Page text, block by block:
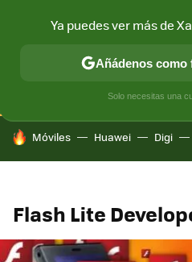
CONECTIVIDAD MÓVIL Y
HOY SE HABLA DE
Móviles Huawei Digi
Flash Lite
Ya puedes ver más de
Añádenos como
Solo necesitas una